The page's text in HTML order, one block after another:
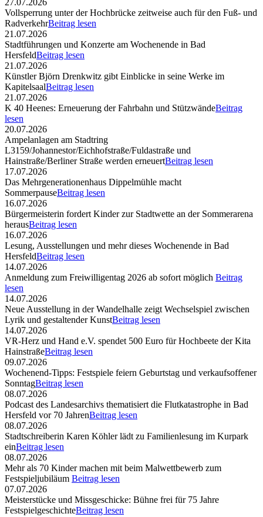
27.07.2026
Vollsperrung unter der Hochbrücke zeitweise auch für den Fuß- und
RadverkehrBeitrag lesen
21.07.2026
Stadtführungen und Konzerte am Wochenende in Bad
HersfeldBeitrag lesen
21.07.2026
Künstler Björn Drenkwitz gibt Einblicke in seine Werke im
KapitelsaalBeitrag lesen
21.07.2026
K 40 Heenes: Erneuerung der Fahrbahn und StützwändeBeitrag
lesen
20.07.2026
Ampelanlagen am Stadtring
L3159/Johannestor/Eichhofstraße/Fuldastraße und
Hainstraße/Berliner Straße werden erneuertBeitrag lesen
17.07.2026
Das Mehrgenerationenhaus Dippelmühle macht
SommerpauseBeitrag lesen
16.07.2026
Bürgermeisterin fordert Kinder zur Stadtwette an der Sommerarena
herausBeitrag lesen
16.07.2026
Lesung, Ausstellungen und mehr dieses Wochenende in Bad
HersfeldBeitrag lesen
14.07.2026
Anmeldung zum Freiwilligentag 2026 ab sofort möglich Beitrag
lesen
14.07.2026
Neue Ausstellung in der Wandelhalle zeigt Wechselspiel zwischen
Lyrik und gestaltender KunstBeitrag lesen
14.07.2026
VR-Herz und Hand e.V. spendet 500 Euro für Hochbeete der Kita
HainstraßeBeitrag lesen
09.07.2026
Wochenend-Tipps: Festspiele feiern Geburtstag und verkaufsoffener
SonntagBeitrag lesen
08.07.2026
Podcast des Landesarchivs thematisiert die Flutkatastrophe in Bad
Hersfeld vor 70 JahrenBeitrag lesen
08.07.2026
Stadtschreiberin Karen Köhler lädt zu Familienlesung im Kurpark
einBeitrag lesen
08.07.2026
Mehr als 70 Kinder machen mit beim Malwettbewerb zum
Festspieljubiläum Beitrag lesen
07.07.2026
Meisterstücke und Missgeschicke: Bühne frei für 75 Jahre
FestspielgeschichteBeitrag lesen